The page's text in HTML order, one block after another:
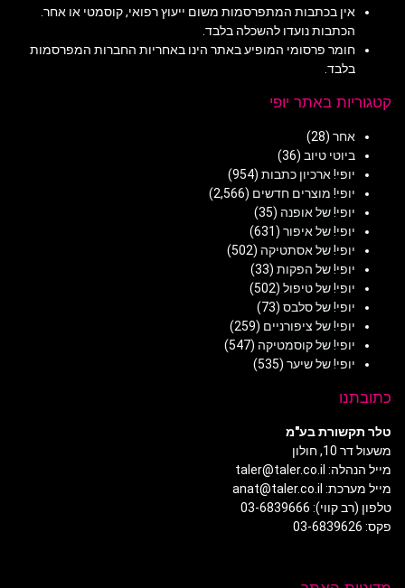
אין בכתבות המתפרסמות משום ייעוץ רפואי, קוסמטי או אחר.
הכתבות נועדו להשכלה בלבד.
חומר פרסומי המופיע באתר הינו באחריות החברות המפרסמות
בלבד.
קטגוריות באתר יופי
אחר (28)
ביוטי טיוב (36)
יופי! ארכיון כתבות (954)
יופי! מוצרים חדשים (2,566)
יופי! של אופנה (35)
יופי! של איפור (631)
יופי! של אסתטיקה (502)
יופי! של הפקות (33)
יופי! של טיפול (502)
יופי! של סלבס (73)
יופי! של ציפורניים (259)
יופי! של קוסמטיקה (547)
יופי! של שיער (535)
כתובתנו
טלר תקשורת בע"מ
משעול דר 10, חולון
מייל הנהלה: taler@taler.co.il
מייל מערכת: anat@taler.co.il
טלפון (רב קווי): 03-6839666
פקס: 03-6839626